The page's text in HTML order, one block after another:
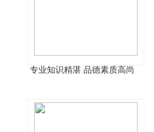
专业知识精湛 品德素质高尚